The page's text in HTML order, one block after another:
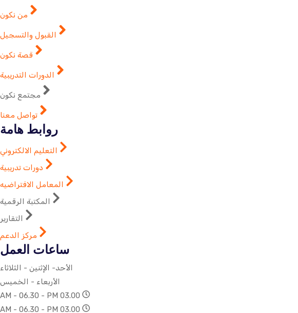
من نكون
القبول والتسجيل
قصة نكون
الدورات التدريبية
مجتمع نكون
تواصل معنا
روابط هامة
التعليم الالكتروني
دورات تدريبية
المعامل الافتراضيه
المكتبة الرقمية
التقارير
مركز الدعم
ساعات العمل
الأحد- الإثنين - الثلاثاء
الأربعاء - الخميس
03.00 AM - 06.30 - PM
03.00 AM - 06.30 - PM